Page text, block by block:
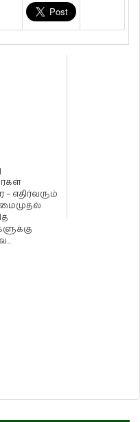
– எதிர்வரும்